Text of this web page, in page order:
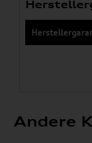
Andere